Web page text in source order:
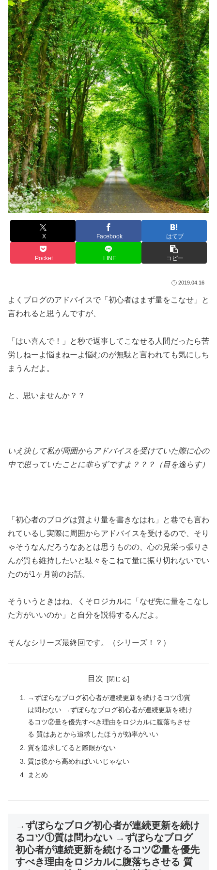
X Facebook はてブ
Pocket LINE コピー
2019.04.16
よくブログのアドバイスで「初心者はまず量をこなせ」と
言われると思うんですが、
「はい喜んで！」と秒で返事してこなせる人間だったら苦
労しねーよ悩まねーよ悩むのが無駄と言われても気にしち
まうんだよ。
と、思いませんか？？
いえ決して私が周囲からアドバイスを受けていた際に心の
中で思っていたことに非らずですよ？？？（目を逸らす）
「初心者のブログは質より量を書きなはれ」と巷でも言わ
れているし実際に周囲からアドバイスを受けるので、そり
ゃそうなんだろうなあとは思うものの、心の見栄っ張りさ
んが質も維持したいと駄々をこねて量に振り切れないでい
たのが1ヶ月前のお話。
そういうときはね、くそロジカルに「なぜ先に量をこなし
た方がいいのか」と自分を説得するんだよ。
そんなシリーズ最終回です。（シリーズ！？）
目次
→ずぼらなブログ初心者が連続更新を続けるコツ①質
は問わない →ずぼらなブログ初心者が連続更新を続け
るコツ②量を優先すべき理由をロジカルに腹落ちさせ
る 質はあとから追求したほうが効率がいい
質を追求してると際限がない
質は後から高めればいいじゃない
まとめ
→ずぼらなブログ初心者が連続更新を続け
るコツ①質は問わない →ずぼらなブログ
初心者が連続更新を続けるコツ②量を優先
すべき理由をロジカルに腹落ちさせる 質